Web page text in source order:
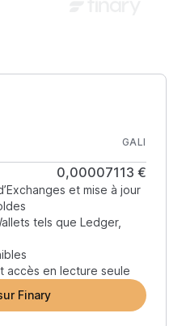
GALI
0,00007113 €
et mise à jour
tels que Ledger,
accès en lecture seule
Finary